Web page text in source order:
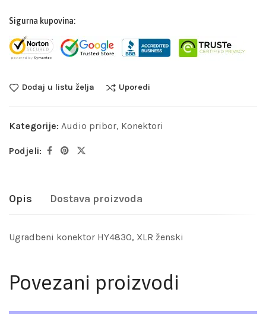
Sigurna kupovina:
Dodaj u listu želja Uporedi
Kategorije: Audio pribor, Konektori
Podjeli:
Opis Dostava proizvoda
Ugradbeni konektor HY4830, XLR ženski
Povezani proizvodi